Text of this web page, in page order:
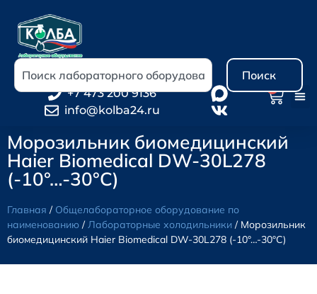
Поиск
+7 473 200 9136
info@kolba24.ru
Морозильник биомедицинский
Haier Biomedical DW-30L278
(-10°…-30°C)
Главная / Общелабораторное оборудование по
наименованию /Лабораторные холодильники / Морозильник
биомедицинский Haier Biomedical DW-30L278 (-10°…-30°C)